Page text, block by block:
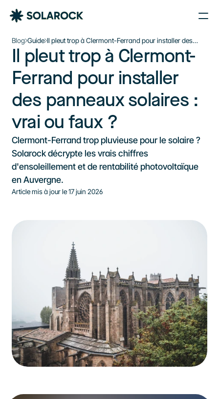
Nos Agences
Nos Installations
À propos
Blog
À propos de Solarock
Nos produits
‍01 89 71 71 48
J’estime mon projet
Blog Guide Il pleut trop à Clermont-Ferrand pour installer des
panneaux solaires : vrai ou faux ?
Il pleut trop à Clermont-
Ferrand pour installer
des panneaux solaires :
vrai ou faux ?
Clermont-Ferrand trop pluvieuse pour le solaire ?
Solarock décrypte les vrais chiffres
d'ensoleillement et de rentabilité photovoltaïque
en Auvergne.
Article mis à jour le 17 juin 2026
Le plein d’énergie solaire
dans votre boîte mail
Je souhaite m’inscrire à la newsletter
S'inscrire à la newsletter